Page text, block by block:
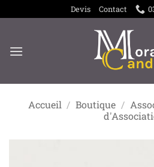
au
Devis Contact
Accueil / Boutique /